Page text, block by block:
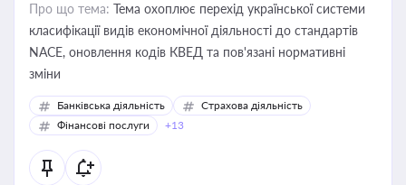
Про що тема: Тема охоплює перехід української системи
класифікації видів економічної діяльності до стандартів
NACE, оновлення кодів КВЕД та пов'язані нормативні
зміни
Банківська діяльність
Страхова діяльність
Фінансові послуги
+13